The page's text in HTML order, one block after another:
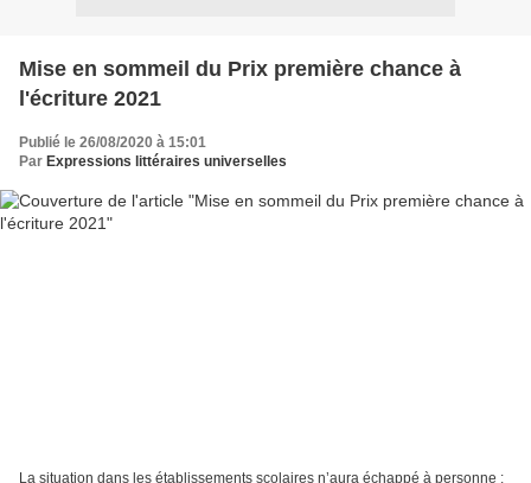
Mise en sommeil du Prix première chance à
l'écriture 2021
Publié le 26/08/2020 à 15:01
Par Expressions littéraires universelles
La situation dans les établissements scolaires n’aura échappé à personne :